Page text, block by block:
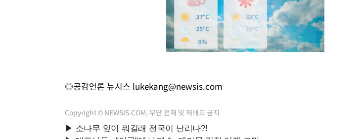
◎공감언론 뉴시스 lukekang@newsis.com
Copyright © NEWSIS.COM, 무단 전재 및 재배포 금지